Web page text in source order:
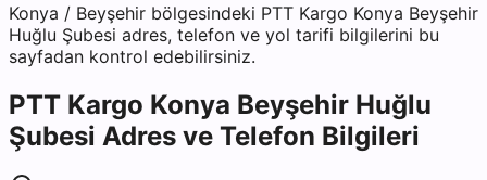
Konya / Beyşehir bölgesindeki PTT Kargo Konya Beyşehir
Huğlu Şubesi adres, telefon ve yol tarifi bilgilerini bu
sayfadan kontrol edebilirsiniz.
PTT Kargo Konya Beyşehir Huğlu
Şubesi Adres ve Telefon Bilgileri